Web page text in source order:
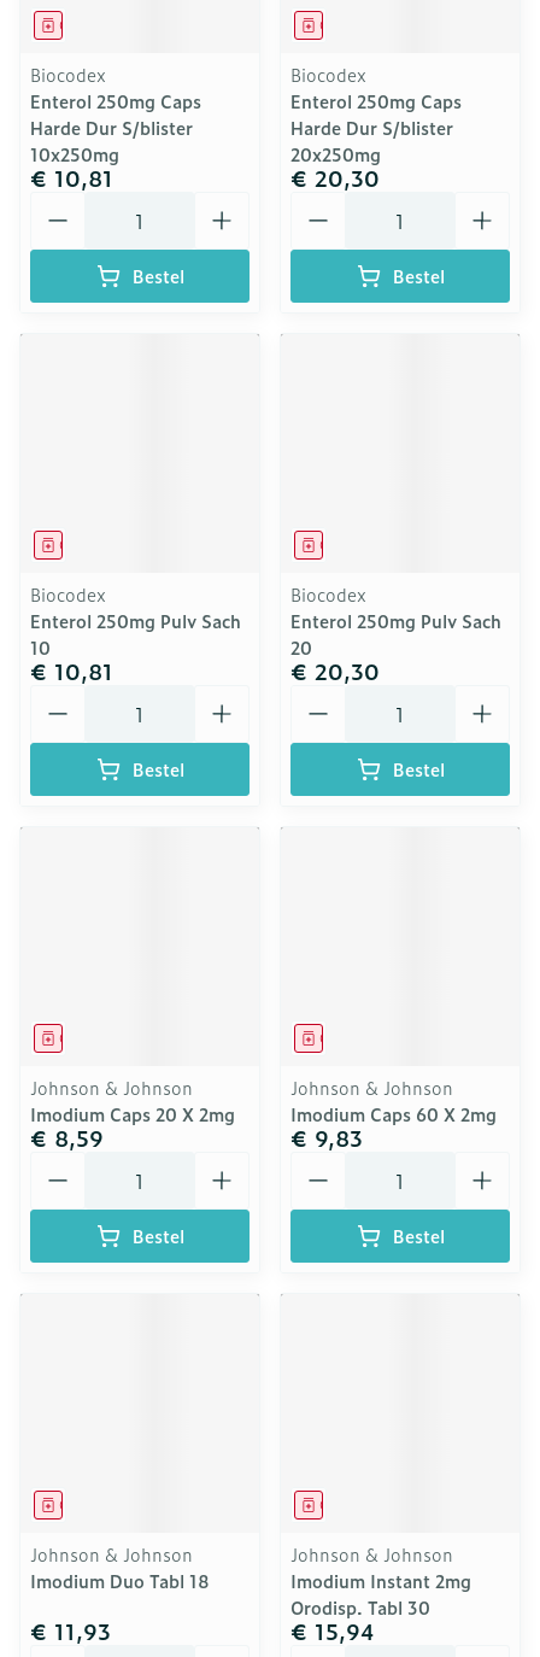
Geneesmiddel
Biocodex
Enterol 250mg Caps
Harde Dur S/blister
10x250mg
€ 10,81
Bestel
Geneesmiddel
Biocodex
Enterol 250mg Caps
Harde Dur S/blister
20x250mg
€ 20,30
Bestel
Geneesmiddel
Biocodex
Enterol 250mg Pulv Sach
10
€ 10,81
Bestel
Geneesmiddel
Biocodex
Enterol 250mg Pulv Sach
20
€ 20,30
Bestel
Geneesmiddel
Johnson & Johnson
Imodium Caps 20 X 2mg
€ 8,59
Bestel
Geneesmiddel
Johnson & Johnson
Imodium Caps 60 X 2mg
€ 9,83
Bestel
Geneesmiddel
Johnson & Johnson
Imodium Duo Tabl 18
€ 11,93
Geneesmiddel
Johnson & Johnson
Imodium Instant 2mg
Orodisp. Tabl 30
€ 15,94